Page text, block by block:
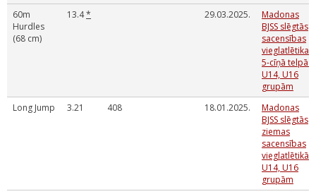
60m
Hurdles
(68 cm)
13.4* 29.03.2025.
Madonas
BJSS slēgtās
sacensības
vieglatlētikas
5-cīņā telpās
U14, U16
grupām
Long Jump
3.21 408 18.01.2025.
Madonas
BJSS slēgtās
ziemas
sacensības
vieglatlētikā
U14, U16
grupām